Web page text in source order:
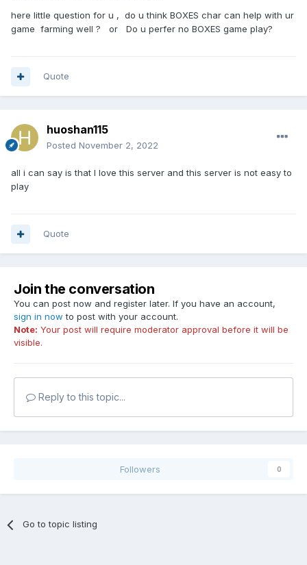
here little question for u , do u think BOXES char can help with ur
game farming well ? or Do u perfer no BOXES game play?
Quote
huoshan115
Posted November 2, 2022
all i can say is that I love this server and this server is not easy to
play
Quote
Join the conversation
You can post now and register later. If you have an account,
sign in now to post with your account.
Note: Your post will require moderator approval before it will be
visible.
Reply to this topic...
Followers 0
Go to topic listing